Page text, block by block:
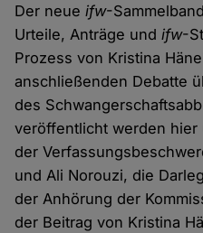
Der neueifw-
Urteile, Anträge undifw-
Prozess von Kristina
anschließenden Debatte
des
veröffentlicht werden hier
der
und Ali Norouzi, die
der Anhörung der
der Beitrag von Kristina